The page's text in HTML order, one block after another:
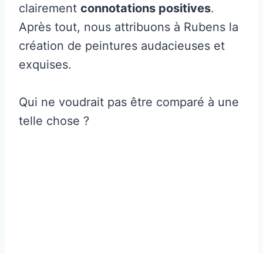
clairement connotations positives.
Après tout, nous attribuons à Rubens la
création de peintures audacieuses et
exquises.
Qui ne voudrait pas être comparé à une
telle chose ?